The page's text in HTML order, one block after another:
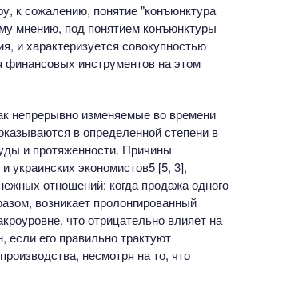
к сожалению, понятие "конъюнктура
мнению, под понятием конъюнктуры
и характеризуется совокупностью
финансовых инструментов на этом
непрерывно изменяемые во времени
в определенной степени в
и протяженности. Причины
украинских экономистов5 [5, 3],
отношений: когда продажа одного
возникает пролонгированный
что отрицательно влияет на
его правильно трактуют
несмотря на то, что